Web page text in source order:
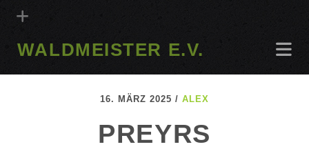
WALDMEISTER E.V.
16. MÄRZ 2025 /ALEX
PREYRS